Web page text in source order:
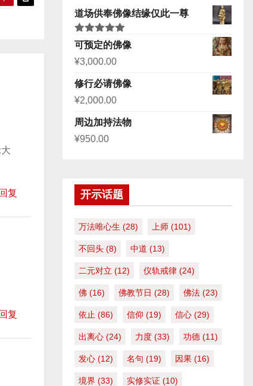
复
复
道场供奉佛像结缘仅此一尊
评分5.00
&sol; 5
可预定的佛像
¥3,000.00
修行必请佛像
¥2,000.00
周边加持法物
¥950.00
开示话题
万法唯心生 (28) 上师 (101)
不回头 (8) 中道 (13)
二元对立 (12) 仪轨戒律 (24)
佛 (16) 佛教节日 (28) 佛法 (23)
依止 (86) 信仰 (19) 信心 (29)
出离心 (24) 力度 (33) 功德 (11)
发心 (12) 名句 (19) 因果 (16)
境界 (33) 实修实证 (10)